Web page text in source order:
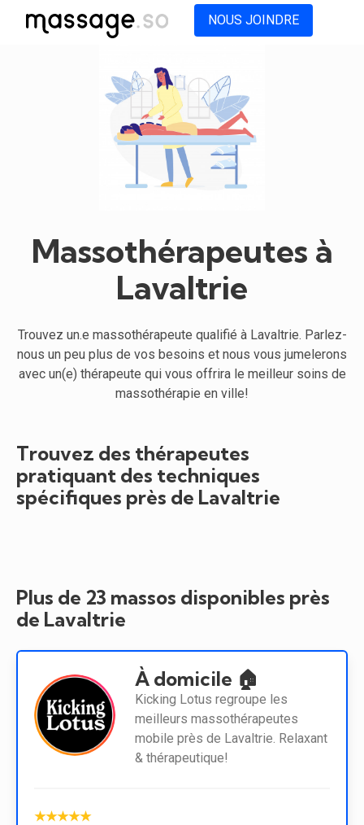
NOUS JOINDRE
Massothérapeutes à
Lavaltrie
Trouvez un.e massothérapeute qualifié à Lavaltrie. Parlez-
nous un peu plus de vos besoins et nous vous jumelerons
avec un(e) thérapeute qui vous offrira le meilleur soins de
massothérapie en ville!
Trouvez des thérapeutes
pratiquant des techniques
spécifiques près de Lavaltrie
Plus de 23 massos disponibles près
de Lavaltrie
À domicile 🏠
Kicking Lotus regroupe les
meilleurs massothérapeutes
mobile près de Lavaltrie. Relaxant
& thérapeutique!
★★★★★